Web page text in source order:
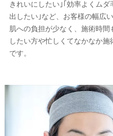
きれいにしたい｣｢効率よくム
出したい｣など、お客様の幅広
肌への負担が少なく、施術時
したい方や忙しくてなかなか
です。